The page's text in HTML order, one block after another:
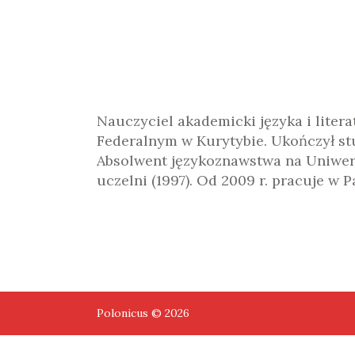
Nauczyciel akademicki języka i
Federalnym w Kurytybie. Ukończył
Absolwent językoznawstwa na
uczelni (1997). Od 2009 r. pracuje w
Polonicus © 2026